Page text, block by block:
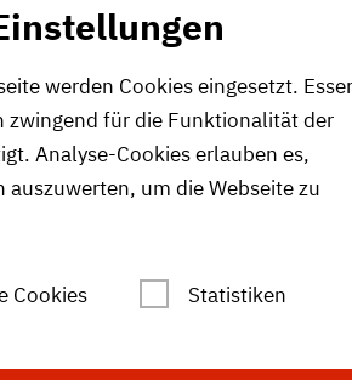
werden Cookies eingesetzt.
zwingend für die Funktionalität der
Analyse-Cookies erlauben es,
auszuwerten, um die Webseite zu
Cookies Statistiken